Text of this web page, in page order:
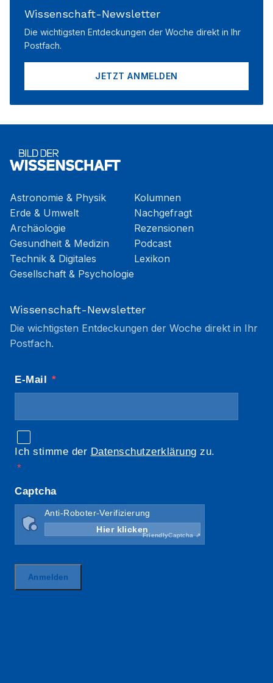
Wissenschaft-Newsletter
Die wichtigsten Entdeckungen der Woche direkt in Ihr
Postfach.
JETZT ANMELDEN
Astronomie & Physik
Erde & Umwelt
Archäologie
Gesundheit & Medizin
Technik & Digitales
Gesellschaft & Psychologie
Kolumnen
Nachgefragt
Rezensionen
Podcast
Lexikon
Wissenschaft-Newsletter
Die wichtigsten Entdeckungen der Woche direkt in Ihr
Postfach.